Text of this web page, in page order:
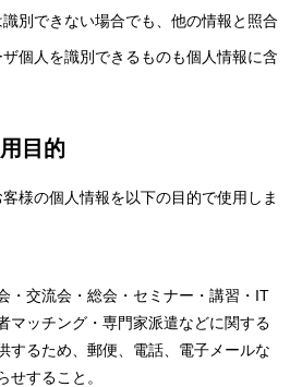
別できない場合でも、他の情報と照合
個人を識別できるものも個人情報に含
目的
様の個人情報を以下の目的で使用しま
・交流会・総会・セミナー・講習・IT
マッチング・専門家派遣などに関する
するため、郵便、電話、電子メールな
せすること。